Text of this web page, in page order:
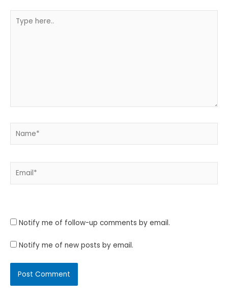
here..
Notify me of follow-up comments by email.
Notify me of new posts by email.